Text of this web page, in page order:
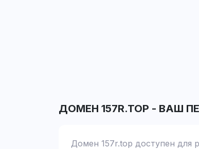
ДОМЕН 157R.TOP - ВАШ
Домен 157r.top доступен для